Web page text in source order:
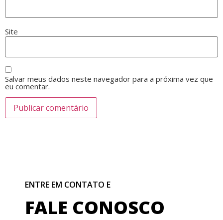
Site
Salvar meus dados neste navegador para a próxima vez que
eu comentar.
ENTRE EM CONTATO E
FALE CONOSCO